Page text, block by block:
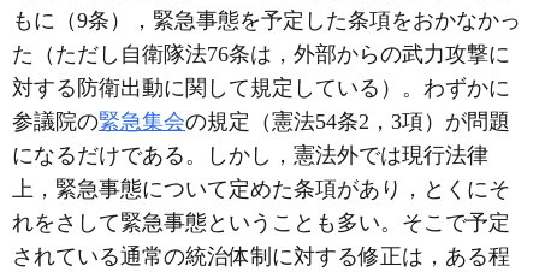
もに（9条），緊急事態を予定した条項をおかなかっ
た（ただし自衛隊法76条は，外部からの武力攻撃に
対する防衛出動に関して規定している）。わずかに
参議院の緊急集会の規定（憲法54条2，3項）が問題
になるだけである。しかし，憲法外では現行法律
上，緊急事態について定めた条項があり，とくにそ
れをさして緊急事態ということも多い。そこで予定
されている通常の統治体制に対する修正は，ある程